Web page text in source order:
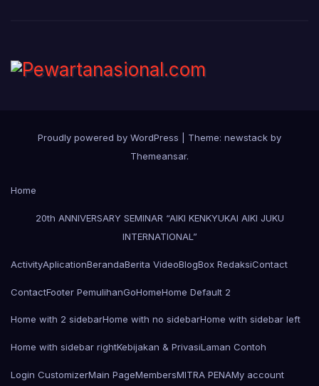
Proudly powered by WordPress
Theme: newstack by
Themeansar.
Home
20th ANNIVERSARY SEMINAR “AIKI KENKYUKAI AIKI JUKU
INTERNATIONAL”
ActivityAplicationBerandaBerita VideoBlogBox RedaksiContact
ContactFooter PemulihanGoHomeHome Default 2
Home with 2 sidebarHome with no sidebarHome with sidebar left
Home with sidebar rightKebijakan & PrivasiLaman Contoh
Login CustomizerMain PageMembersMITRA PENAMy account